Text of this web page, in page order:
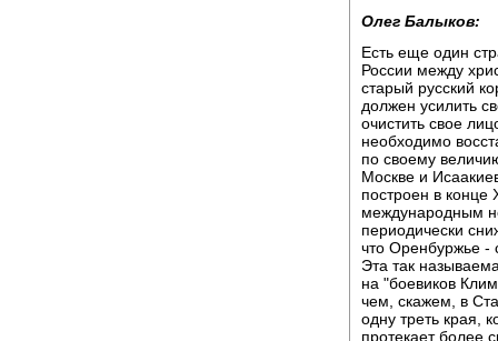
Олег Балыков:
Есть еще один
России между
старый русский
должен усилить
очистить свое
необходимо
по своему
Москве и
построен в конце
международным
периодически
что Оренбуржье -
Эта так
на "боевиков
чем, скажем, в
одну треть края,
протекает более